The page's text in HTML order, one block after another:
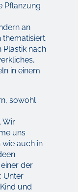
Pflanzung
an
Plastik nach
in einem
sowohl
Wir
uns
wie auch in
der
Unter
und